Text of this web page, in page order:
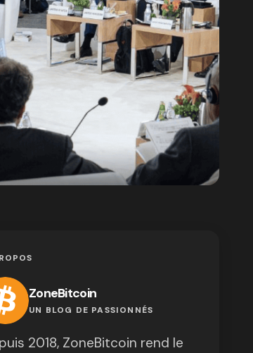
ZoneBitcoin
UN BLOG DE PASSIONNÉS
2018, ZoneBitcoin rend le